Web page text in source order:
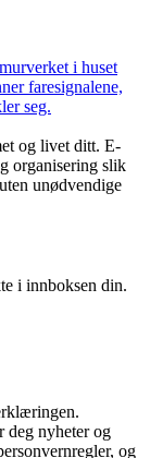
i huset
faresignalene,
seg.
og livet ditt. E-
organisering slik
unødvendige
i innboksen din.
deg nyheter og
og